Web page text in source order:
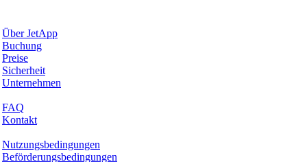
Über JetApp
Buchung
Preise
Sicherheit
Unternehmen
FAQ
Kontakt
Nutzungsbedingungen
Beförderungsbedingungen